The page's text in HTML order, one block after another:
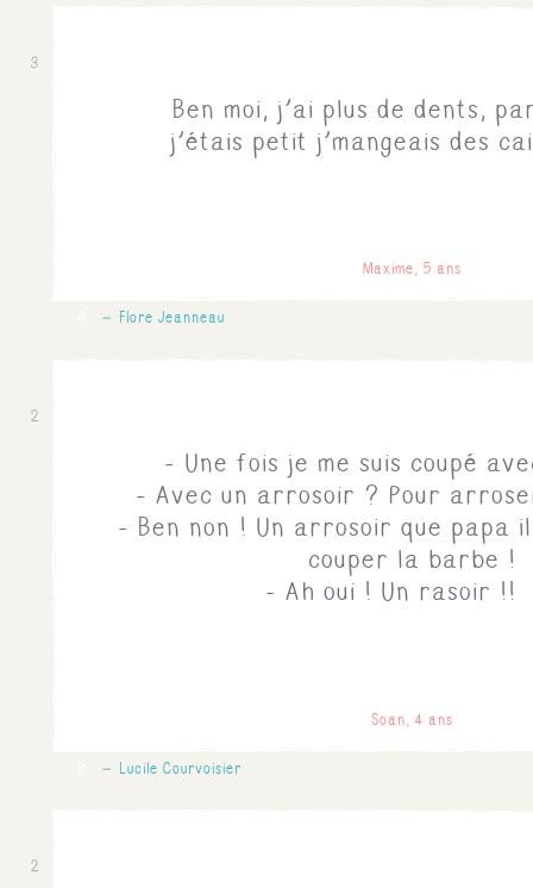
Ben moi, j'ai plus de dents,
j'étais petit j'mangeais des
Maxime, 5 ans
3
Flore Jeanneau
- Une fois je me suis coupé
- Avec un arrosoir ? Pour
- Ben non ! Un arrosoir que papa
couper la barbe !
- Ah oui ! Un rasoir !!
Soan, 4 ans
2
Lucile Courvoisier
2